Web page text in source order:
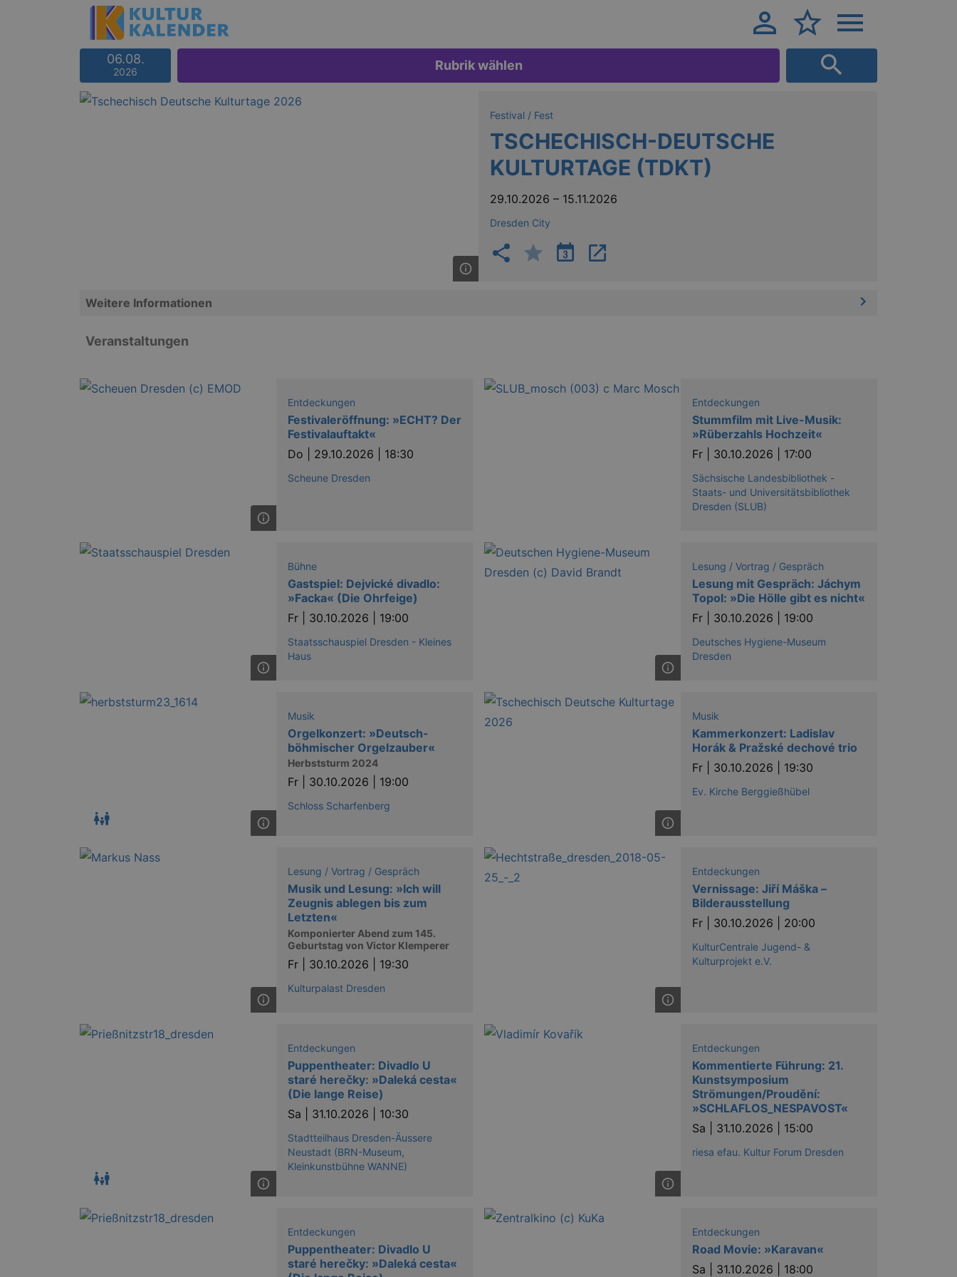
06.08.
2026 Rubrik wählen
Festival / Fest
TSCHECHISCH-DEUTSCHE
KULTURTAGE (TDKT)
29.10.2026 – 15.11.2026
Dresden City
Weitere Informationen
Veranstaltungen
Entdeckungen
Festivaleröffnung: »ECHT? Der
Festivalauftakt«
Do | 29.10.2026 | 18:30
Scheune Dresden
Entdeckungen
Stummfilm mit Live-Musik:
»Rüberzahls Hochzeit«
Fr | 30.10.2026 | 17:00
Sächsische Landesbibliothek -
Staats- und Universitätsbibliothek
Dresden (SLUB)
Bühne
Gastspiel: Dejvické divadlo:
»Facka« (Die Ohrfeige)
Fr | 30.10.2026 | 19:00
Staatsschauspiel Dresden - Kleines
Haus
Lesung / Vortrag / Gespräch
Lesung mit Gespräch: Jáchym
Topol: »Die Hölle gibt es nicht«
Fr | 30.10.2026 | 19:00
Deutsches Hygiene-Museum
Dresden
Musik
Orgelkonzert: »Deutsch-
böhmischer Orgelzauber«
Herbststurm 2024
Fr | 30.10.2026 | 19:00
Schloss Scharfenberg
Musik
Kammerkonzert: Ladislav
Horák & Pražské dechové trio
Fr | 30.10.2026 | 19:30
Ev. Kirche Berggießhübel
Lesung / Vortrag / Gespräch
Musik und Lesung: »Ich will
Zeugnis ablegen bis zum
Letzten«
Komponierter Abend zum 145.
Geburtstag von Victor Klemperer
Fr | 30.10.2026 | 19:30
Kulturpalast Dresden
Entdeckungen
Vernissage: Jiří Máška –
Bilderausstellung
Fr | 30.10.2026 | 20:00
KulturCentrale Jugend- &
Kulturprojekt e.V.
Entdeckungen
Puppentheater: Divadlo U
staré herečky: »Daleká cesta«
(Die lange Reise)
Sa | 31.10.2026 | 10:30
Stadtteilhaus Dresden-Äussere
Neustadt (BRN-Museum,
Kleinkunstbühne WANNE)
Entdeckungen
Kommentierte Führung: 21.
Kunstsymposium
Strömungen/Proudění:
»SCHLAFLOS_NESPAVOST«
Sa | 31.10.2026 | 15:00
riesa efau. Kultur Forum Dresden
Entdeckungen
Puppentheater: Divadlo U
staré herečky: »Daleká cesta«
Entdeckungen
Road Movie: »Karavan«
Sa | 31.10.2026 | 18:00